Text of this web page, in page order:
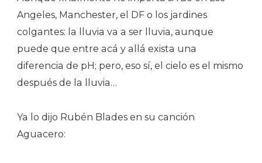
Angeles, Manchester, el DF o los jardines
colgantes: la lluvia va a ser lluvia, aunque
puede que entre acá y allá exista una
diferencia de pH; pero, eso sí, el cielo es el mismo
después de la lluvia…
Ya lo dijo Rubén Blades en su canción
Aguacero: